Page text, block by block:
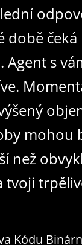
době
Agent s
mohou
než
tvoji
Kódu